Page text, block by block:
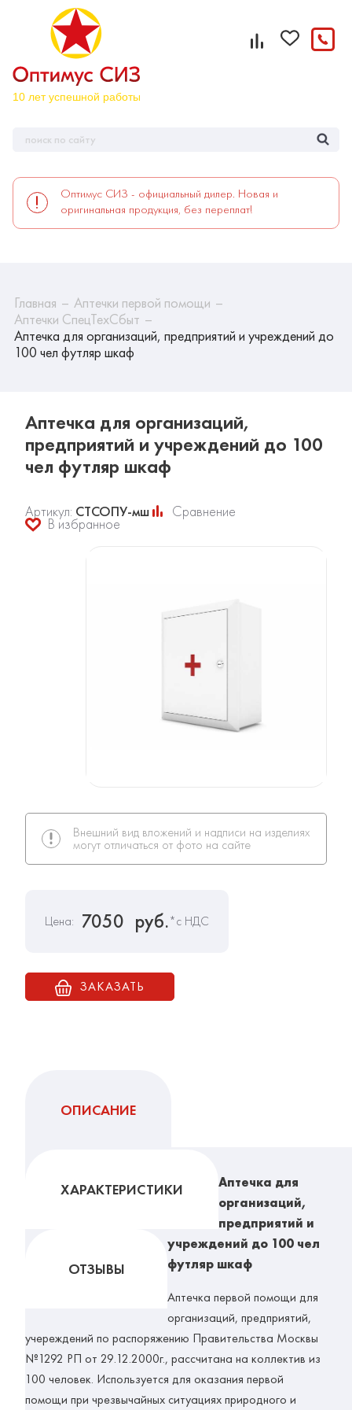
Оптимус СИЗ - официальный дилер. Новая и
оригинальная продукция, без переплат!
Главная
Аптечки первой помощи
Аптечки СпецТехСбыт
Аптечка для организаций, предприятий и учреждений до
100 чел футляр шкаф
Аптечка для организаций,
предприятий и учреждений до 100
чел футляр шкаф
Артикул: СТСОПУ-мш Сравнение
В избранное
Внешний вид вложений и надписи на изделиях
могут отличаться от фото на сайте
Цена: 7050 руб.*с НДС
ЗАКАЗАТЬ
ОПИСАНИЕ
ХАРАКТЕРИСТИКИ
ОТЗЫВЫ
Аптечка для
организаций,
предприятий и
учреждений до 100 чел
футляр шкаф
Аптечка первой помощи для
организаций, предприятий,
учереждений по распоряжению Правительства Москвы
№1292 РП от 29.12.2000г., рассчитана на коллектив из
100 человек. Используется для оказания первой
помощи при чрезвычайных ситуациях природного и